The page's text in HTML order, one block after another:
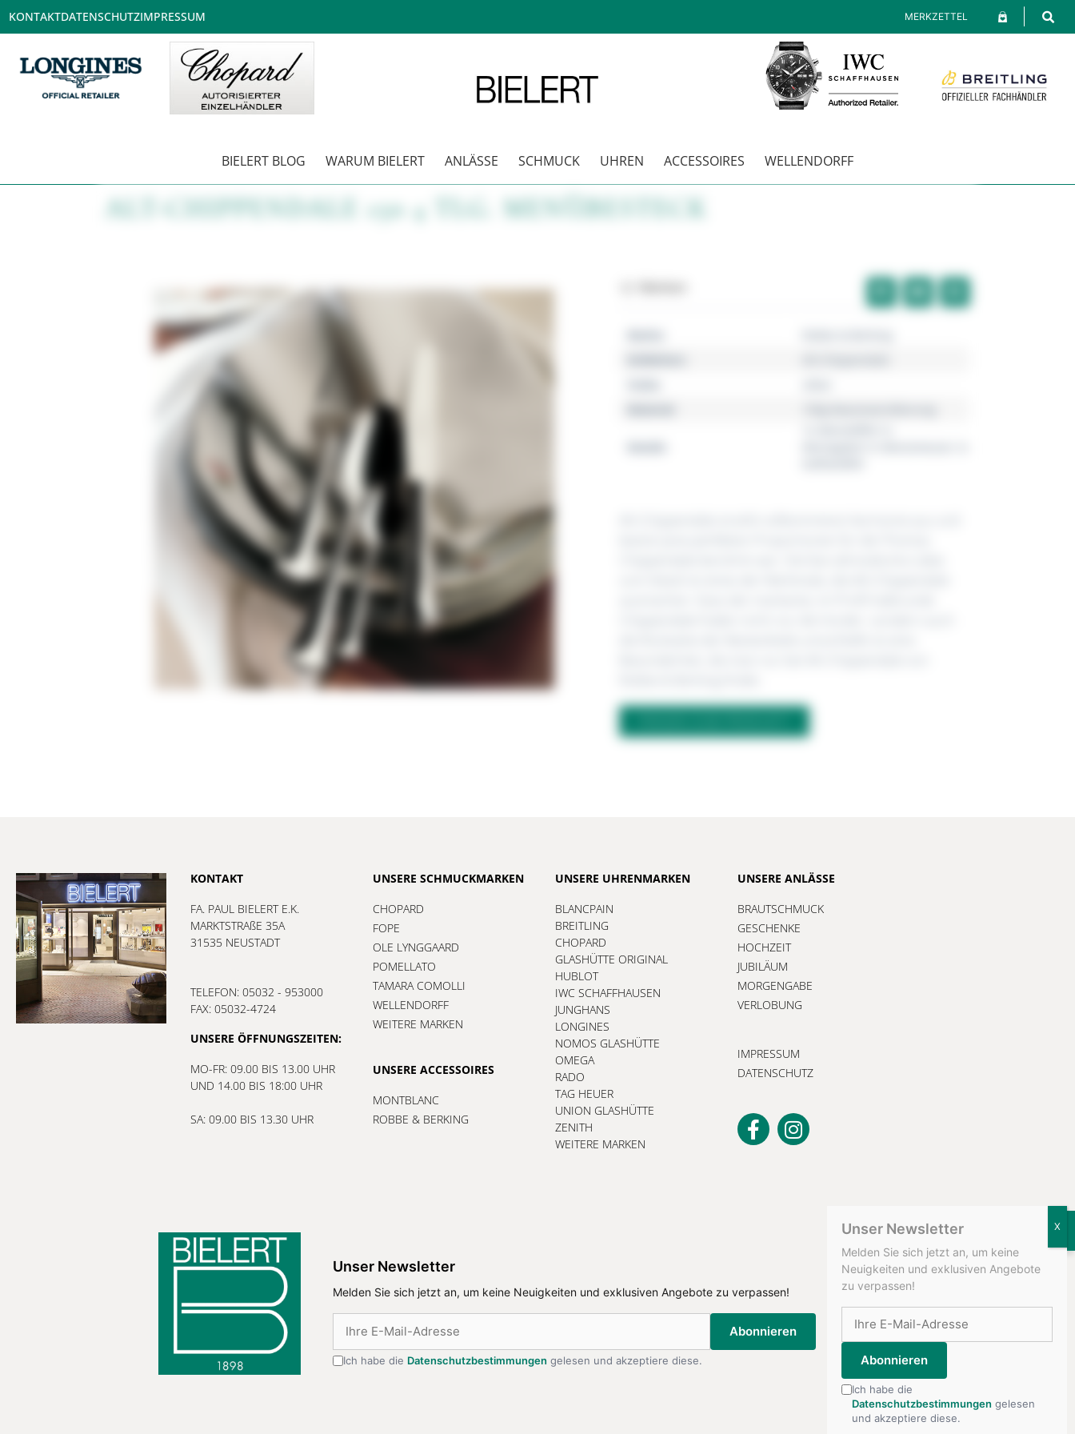
KONTAKTDATENSCHUTZIMPRESSUM MERKZETTEL
BIELERT BLOG WARUM BIELERT ANLÄSSE SCHMUCK UHREN ACCESSOIRES WELLENDORFF
ALT-CHIPPENDALE 150 4 TLG. MENÜBESTECK
KONTAKT
FA. PAUL BIELERT E.K.
MARKTSTRAßE 35A
31535 NEUSTADT
TELEFON: 05032 - 953000
FAX: 05032-4724
UNSERE ÖFFNUNGSZEITEN:
MO-FR: 09.00 BIS 13.00 UHR
UND 14.00 BIS 18:00 UHR
SA: 09.00 BIS 13.30 UHR
UNSERE SCHMUCKMARKEN
CHOPARD
FOPE
OLE LYNGGAARD
POMELLATO
TAMARA COMOLLI
WELLENDORFF
WEITERE MARKEN
UNSERE ACCESSOIRES
MONTBLANC
ROBBE & BERKING
UNSERE UHRENMARKEN
BLANCPAIN
BREITLING
CHOPARD
GLASHÜTTE ORIGINAL
HUBLOT
IWC SCHAFFHAUSEN
JUNGHANS
LONGINES
NOMOS GLASHÜTTE
OMEGA
RADO
TAG HEUER
UNION GLASHÜTTE
ZENITH
WEITERE MARKEN
UNSERE ANLÄSSE
BRAUTSCHMUCK
GESCHENKE
HOCHZEIT
JUBILÄUM
MORGENGABE
VERLOBUNG
IMPRESSUM
DATENSCHUTZ
Unser Newsletter
Melden Sie sich jetzt an, um keine Neuigkeiten und exklusiven Angebote zu verpassen!
Abonnieren
Ich habe die Datenschutzbestimmungen gelesen und akzeptiere diese.
Unser Newsletter
Melden Sie sich jetzt an, um keine
Neuigkeiten und exklusiven Angebote
zu verpassen!
Abonnieren
Ich habe die
Datenschutzbestimmungen gelesen
und akzeptiere diese.